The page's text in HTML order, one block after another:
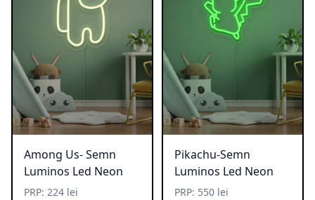
Among Us- Semn
Luminos Led Neon
PRP: 224 lei
Pikachu-Semn
Luminos Led Neon
PRP: 550 lei